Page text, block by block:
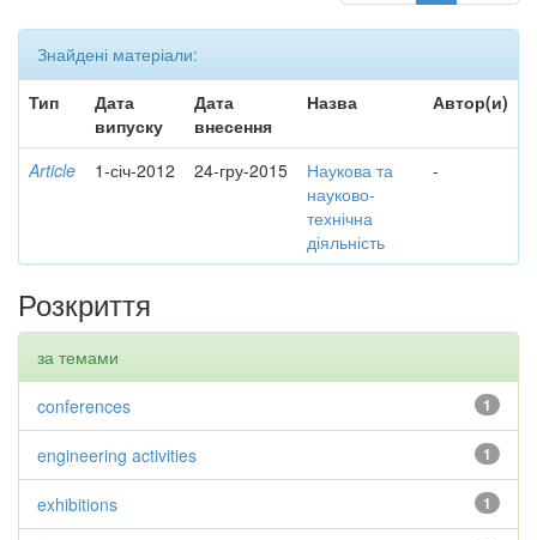
Знайдені матеріали:
Тип
Дата
випуску
Дата
внесення
Назва Автор(и)
Article 1-січ-2012 24-гру-2015
Наукова та
науково-
технічна
діяльність
-
Розкриття
за темами
1
conferences
1
engineering activities
1
exhibitions